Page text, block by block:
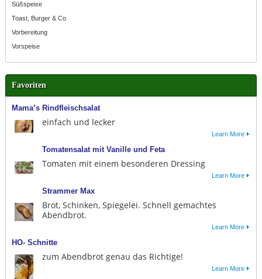
Süßspeise
Toast, Burger & Co
Vorbereitung
Vorspeise
Favoriten
Mama’s Rindfleischsalat
einfach und lecker
Learn More
Tomatensalat mit Vanille und Feta
Tomaten mit einem besonderen Dressing
Learn More
Strammer Max
Brot, Schinken, Spiegelei. Schnell gemachtes
Abendbrot.
Learn More
HO- Schnitte
zum Abendbrot genau das Richtige!
Learn More